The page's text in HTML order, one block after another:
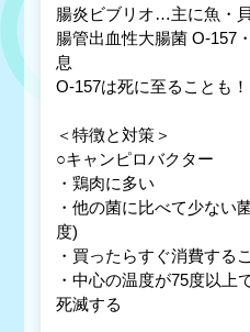
腸炎ビブリオ…主に魚・
腸管出血性大腸菌 O-157
息
O-157は死に至ることも！
＜特徴と対策＞
○キャンピロバクター
・鶏肉に多い
・他の菌に比べて少ない
度)
・買ったらすぐ消費する
・中心の温度が75度以上
死滅する